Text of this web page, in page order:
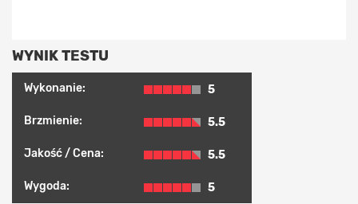
WYNIK TESTU
Wykonanie: 5
Brzmienie: 5.5
Jakość / Cena: 5.5
Wygoda: 5